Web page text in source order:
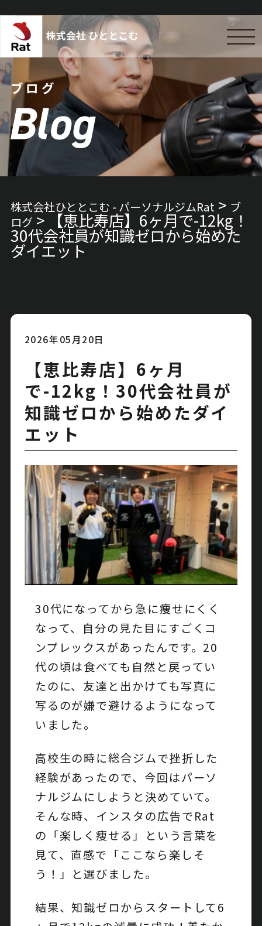
ブログ
株式会社ひととこむ - パーソナルジムRat > ブ
ログ> 【恵比寿店】6ヶ月で-12kg！
30代会社員が知識ゼロから始めた
ダイエット
2026年05月20日
【恵比寿店】6ヶ月
で-12kg！30代会社員が
知識ゼロから始めたダイ
エット
30代になってから急に痩せにくく
なって、自分の見た目にすごくコ
ンプレックスがあったんです。20
代の頃は食べても自然と戻ってい
たのに、友達と出かけても写真に
写るのが嫌で避けるようになって
いました。
高校生の時に総合ジムで挫折した
経験があったので、今回はパーソ
ナルジムにしようと決めていて。
そんな時、インスタの広告でRat
の「楽しく痩せる」という言葉を
見て、直感で「ここなら楽しそ
う！」と選びました。
結果、知識ゼロからスタートして6